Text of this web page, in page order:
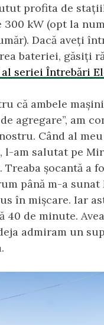
profita de
300 kW (opt la
Dacă aveți
bateriei, găsiți
seriei Întrebări
că ambele
agregare”, am
Când al
l-am salutat pe
Treaba șocantă a
până m-a sunat
în mișcare. Iar
40 de minute.
admiram un